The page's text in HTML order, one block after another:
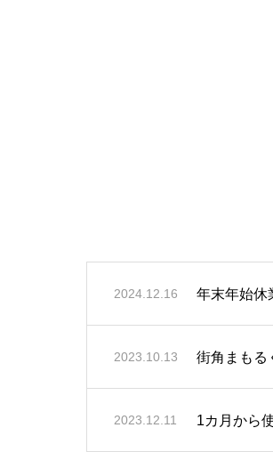
2024.12.16 年末年始休
2023.10.13 街角まもる
2023.12.11 1カ月から